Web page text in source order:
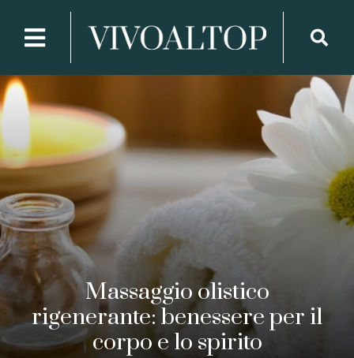
Massaggio olistico
rigenerante: benessere per il
corpo e lo spirito